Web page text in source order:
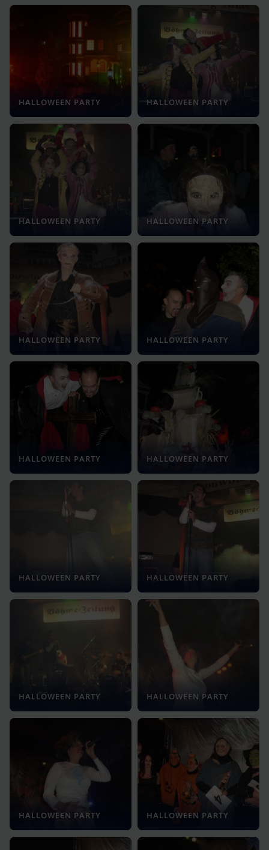
HALLOWEEN PARTY HALLOWEEN PARTY
HALLOWEEN PARTY HALLOWEEN PARTY
HALLOWEEN PARTY HALLOWEEN PARTY
HALLOWEEN PARTY HALLOWEEN PARTY
HALLOWEEN PARTY HALLOWEEN PARTY
HALLOWEEN PARTY HALLOWEEN PARTY
HALLOWEEN PARTY HALLOWEEN PARTY